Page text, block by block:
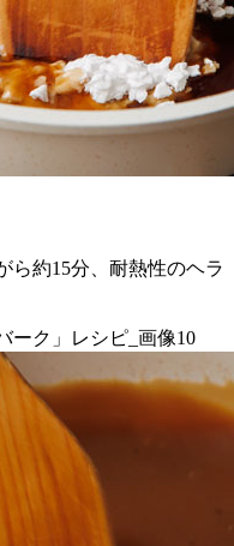
ら約15分、耐熱性のヘラ